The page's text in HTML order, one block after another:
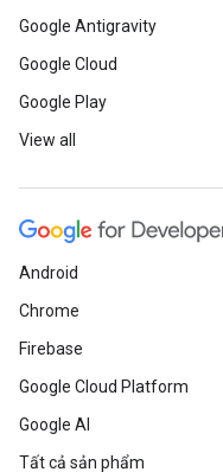
Google Antigravity
Google Cloud
Google Play
View all
Android
Chrome
Firebase
Google Cloud Platform
Google AI
Tất cả sản phẩm